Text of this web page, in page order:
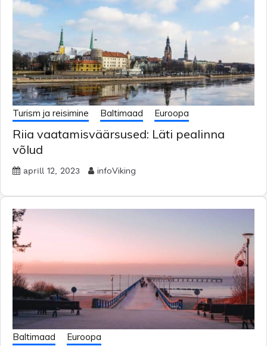
Turism ja reisimine Baltimaad Euroopa
Riia vaatamisväärsused: Läti pealinna
võlud
aprill 12, 2023 infoViking
Baltimaad Euroopa